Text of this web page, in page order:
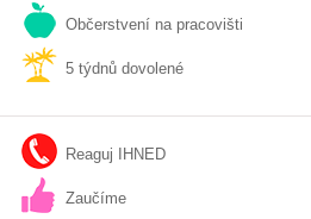
Občerstvení na pracovišti
5 týdnů dovolené
Reaguj IHNED
Zaučíme